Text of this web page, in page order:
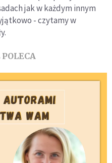
jak w każdym innym
- czytamy w